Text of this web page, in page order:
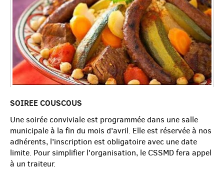
SOIREE COUSCOUS
Une soirée conviviale est programmée dans une salle
municipale à la fin du mois d'avril. Elle est réservée à nos
adhérents, l'inscription est obligatoire avec une date
limite. Pour simplifier l'organisation, le CSSMD fera appel
à un traiteur.